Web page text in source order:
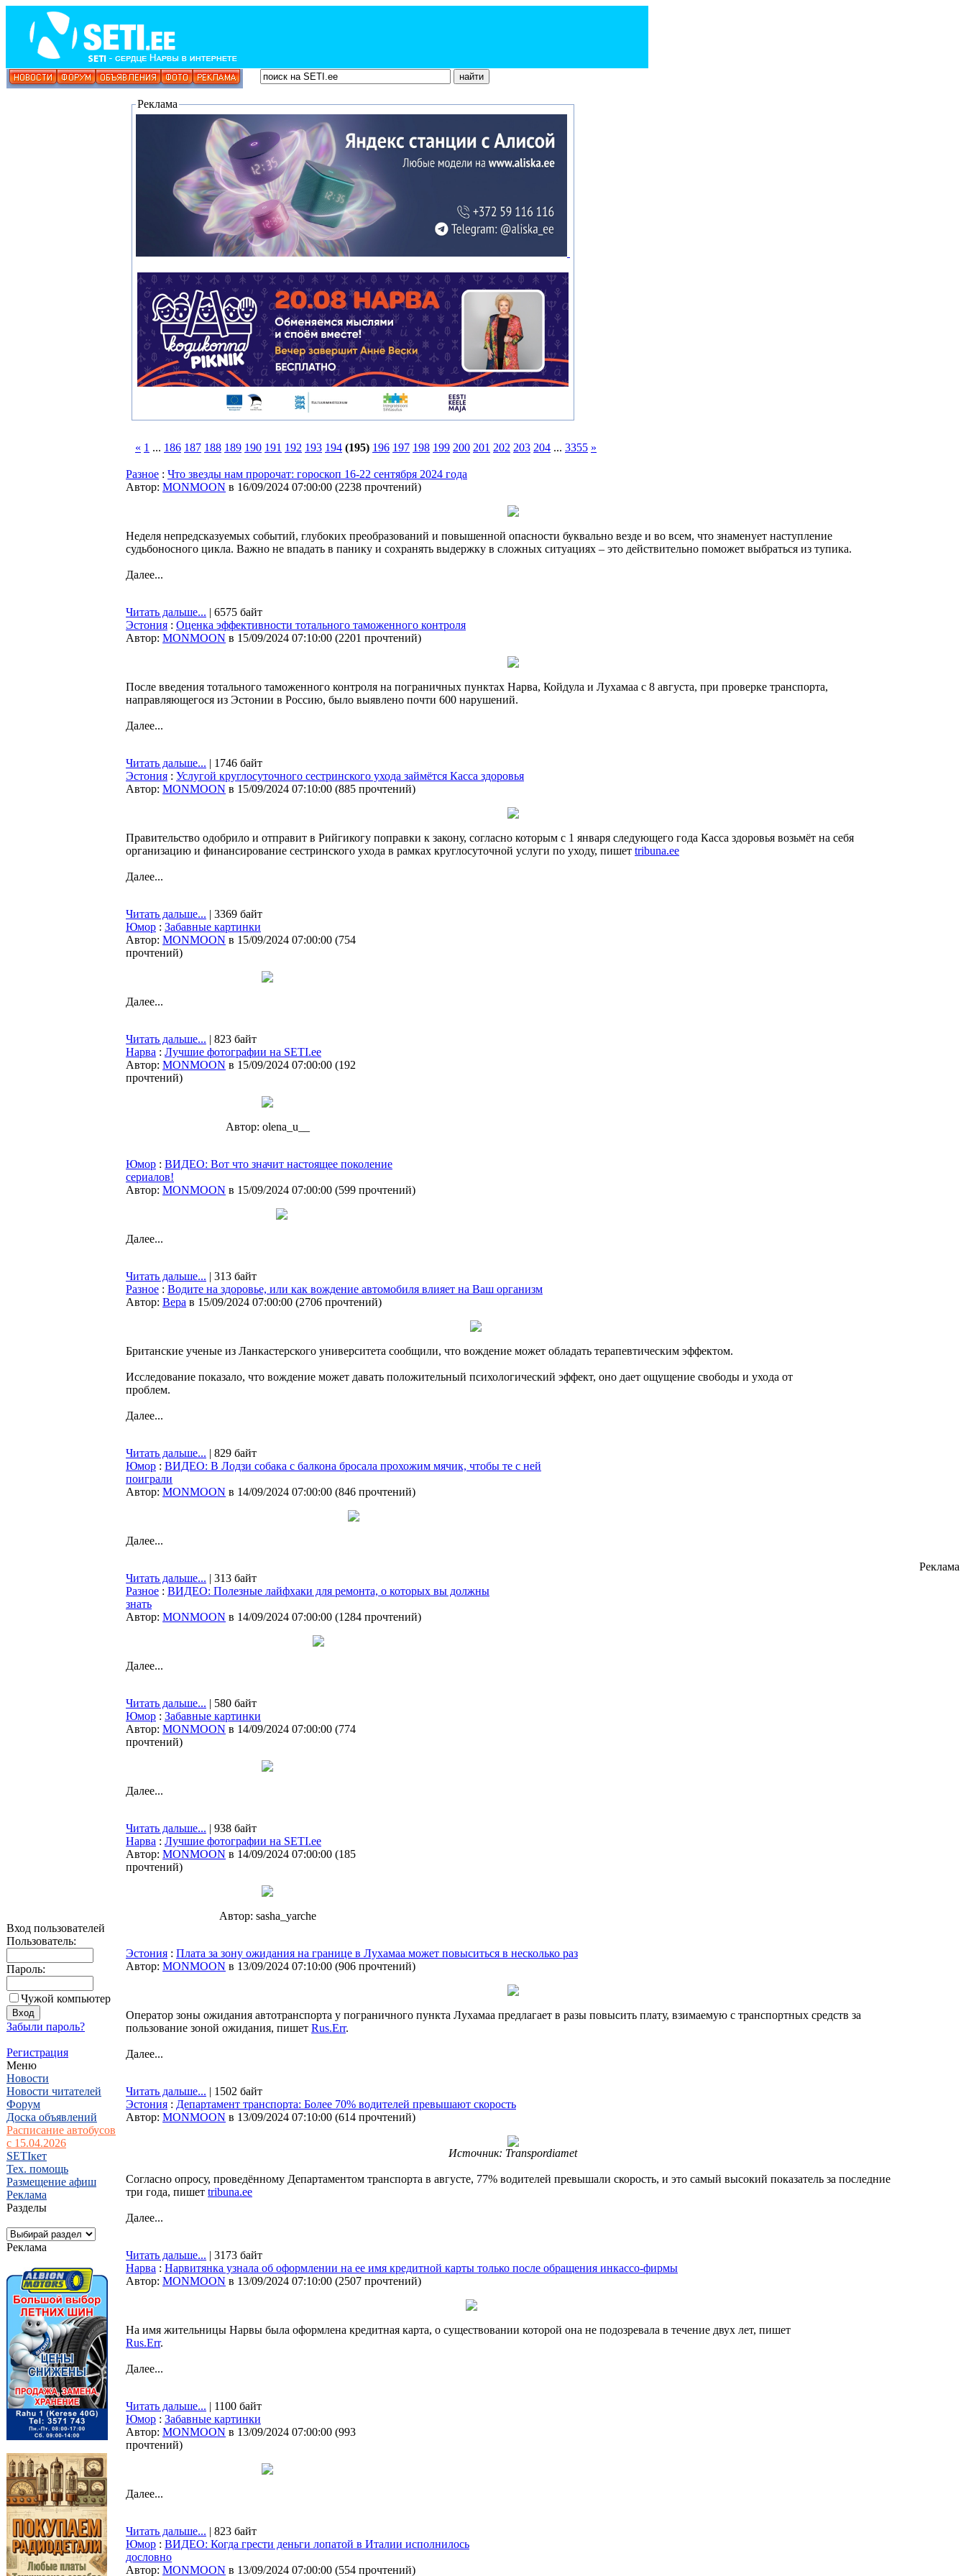
Вход пользователей
Пользователь:
Пароль:
Чужой компьютер
Забыли пароль?
Регистрация
Меню
Новости
Новости читателей
Форум
Доска объявлений
Расписание автобусов
с 15.04.2026
SETIкет
Тех. помощь
Размещение афиш
Реклама
Разделы
Реклама
Реклама
« 1 ... 186 187 188 189 190 191 192 193 194 (195) 196 197 198 199 200 201 202 203 204 ... 3355 »
Разное : Что звезды нам пророчат: гороскоп 16-22 сентября 2024 года
Автор: MONMOON в 16/09/2024 07:00:00 (2238 прочтений)
Неделя непредсказуемых событий, глубоких преобразований и повышенной опасности буквально везде и во всем, что знаменует наступление
судьбоносного цикла. Важно не впадать в панику и сохранять выдержку в сложных ситуациях – это действительно поможет выбраться из тупика.
Далее...
Читать дальше... | 6575 байт
Эстония : Оценка эффективности тотального таможенного контроля
Автор: MONMOON в 15/09/2024 07:10:00 (2201 прочтений)
После введения тотального таможенного контроля на пограничных пунктах Нарва, Койдула и Лухамаа с 8 августа, при проверке транспорта,
направляющегося из Эстонии в Россию, было выявлено почти 600 нарушений.
Далее...
Читать дальше... | 1746 байт
Эстония : Услугой круглосуточного сестринского ухода займётся Касса здоровья
Автор: MONMOON в 15/09/2024 07:10:00 (885 прочтений)
Правительство одобрило и отправит в Рийгикогу поправки к закону, согласно которым с 1 января следующего года Касса здоровья возьмёт на себя
организацию и финансирование сестринского ухода в рамках круглосуточной услуги по уходу, пишет tribuna.ee
Далее...
Читать дальше... | 3369 байт
Юмор : Забавные картинки
Автор: MONMOON в 15/09/2024 07:00:00 (754
прочтений)
Далее...
Читать дальше... | 823 байт
Нарва : Лучшие фотографии на SETI.ee
Автор: MONMOON в 15/09/2024 07:00:00 (192
прочтений)
Автор: olena_u__
Юмор : ВИДЕО: Вот что значит настоящее поколение
сериалов!
Автор: MONMOON в 15/09/2024 07:00:00 (599 прочтений)
Далее...
Читать дальше... | 313 байт
Разное : Водите на здоровье, или как вождение автомобиля влияет на Ваш организм
Автор: Bepa в 15/09/2024 07:00:00 (2706 прочтений)
Британские ученые из Ланкастерского университета сообщили, что вождение может обладать терапевтическим эффектом.
Исследование показало, что вождение может давать положительный психологический эффект, оно дает ощущение свободы и ухода от
проблем.
Далее...
Читать дальше... | 829 байт
Юмор : ВИДЕО: В Лодзи собака с балкона бросала прохожим мячик, чтобы те с ней
поиграли
Автор: MONMOON в 14/09/2024 07:00:00 (846 прочтений)
Далее...
Читать дальше... | 313 байт
Разное : ВИДЕО: Полезные лайфхаки для ремонта, о которых вы должны
знать
Автор: MONMOON в 14/09/2024 07:00:00 (1284 прочтений)
Далее...
Читать дальше... | 580 байт
Юмор : Забавные картинки
Автор: MONMOON в 14/09/2024 07:00:00 (774
прочтений)
Далее...
Читать дальше... | 938 байт
Нарва : Лучшие фотографии на SETI.ee
Автор: MONMOON в 14/09/2024 07:00:00 (185
прочтений)
Автор: sasha_yarche
Эстония : Плата за зону ожидания на границе в Лухамаа может повыситься в несколько раз
Автор: MONMOON в 13/09/2024 07:10:00 (906 прочтений)
Оператор зоны ожидания автотранспорта у пограничного пункта Лухамаа предлагает в разы повысить плату, взимаемую с транспортных средств за
пользование зоной ожидания, пишет Rus.Err.
Далее...
Читать дальше... | 1502 байт
Эстония : Департамент транспорта: Более 70% водителей превышают скорость
Автор: MONMOON в 13/09/2024 07:10:00 (614 прочтений)
Источник: Transpordiamet
Согласно опросу, проведённому Департаментом транспорта в августе, 77% водителей превышали скорость, и это самый высокий показатель за последние
три года, пишет tribuna.ee
Далее...
Читать дальше... | 3173 байт
Нарва : Нарвитянка узнала об оформлении на ее имя кредитной карты только после обращения инкассо-фирмы
Автор: MONMOON в 13/09/2024 07:10:00 (2507 прочтений)
На имя жительницы Нарвы была оформлена кредитная карта, о существовании которой она не подозревала в течение двух лет, пишет
Rus.Err.
Далее...
Читать дальше... | 1100 байт
Юмор : Забавные картинки
Автор: MONMOON в 13/09/2024 07:00:00 (993
прочтений)
Далее...
Читать дальше... | 823 байт
Юмор : ВИДЕО: Когда грести деньги лопатой в Италии исполнилось
дословно
Автор: MONMOON в 13/09/2024 07:00:00 (554 прочтений)
Реклама